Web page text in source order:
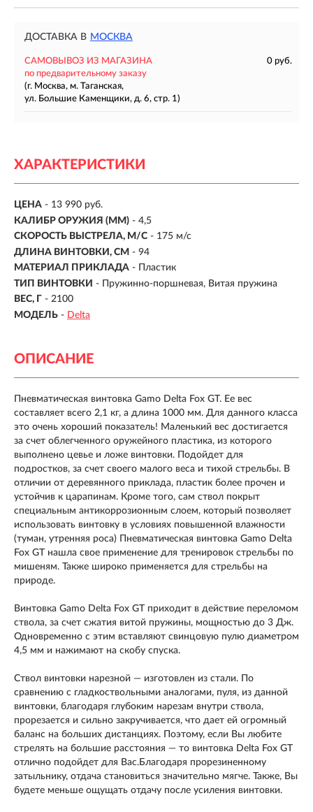
ДОСТАВКА В МОСКВА
САМОВЫВОЗ ИЗ МАГАЗИНА
0 руб.
по предварительному заказу
(г. Москва, м. Таганская,
ул. Большие Каменщики, д. 6, стр. 1)
ХАРАКТЕРИСТИКИ
ЦЕНА - 13 990 руб.
КАЛИБР ОРУЖИЯ (ММ) - 4,5
СКОРОСТЬ ВЫСТРЕЛА, М/С - 175 м/с
ДЛИНА ВИНТОВКИ, СМ - 94
МАТЕРИАЛ ПРИКЛАДА - Пластик
ТИП ВИНТОВКИ - Пружинно-поршневая, Витая пружина
ВЕС, Г - 2100
МОДЕЛЬ - Delta
ОПИСАНИЕ
Пневматическая винтовка Gamo Delta Fox GT. Ее вес
составляет всего 2,1 кг, а длина 1000 мм. Для данного класса
это очень хороший показатель! Маленький вес достигается
за счет облегченного оружейного пластика, из которого
выполнено цевье и ложе винтовки. Подойдет для
подростков, за счет своего малого веса и тихой стрельбы. В
отличии от деревянного приклада, пластик более прочен и
устойчив к царапинам. Кроме того, сам ствол покрыт
специальным антикоррозионным слоем, который позволяет
использовать винтовку в условиях повышенной влажности
(туман, утренняя роса) Пневматическая винтовка Gamo Delta
Fox GT нашла свое применение для тренировок стрельбы по
мишеням. Также широко применяется для стрельбы на
природе.
Винтовка Gamo Delta Fox GT приходит в действие переломом
ствола, за счет сжатия витой пружины, мощностью до 3 Дж.
Одновременно с этим вставляют свинцовую пулю диаметром
4,5 мм и нажимают на скобу спуска.
Ствол винтовки нарезной — изготовлен из стали. По
сравнению с гладкоствольными аналогами, пуля, из данной
винтовки, благодаря глубоким нарезам внутри ствола,
прорезается и сильно закручивается, что дает ей огромный
баланс на больших дистанциях. Поэтому, если Вы любите
стрелять на большие расстояния — то винтовка Delta Fox GT
отлично подойдет для Вас.Благодаря прорезиненному
затыльнику, отдача становиться значительно мягче. Также, Вы
будете меньше ощущать отдачу после усиления винтовки.